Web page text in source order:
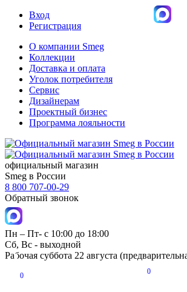
Вход
Регистрация
О компании Smeg
Коллекции
Доставка и оплата
Уголок потребителя
Сервис
Дизайнерам
Проектный бизнес
Программа лояльности
официальный магазин
Smeg в России
8 800 707-00-29
Обратный звонок
Пн – Пт- с 10:00 до 18:00
Сб, Вс - выходной
Рабочая суббота 22 августа
0
0